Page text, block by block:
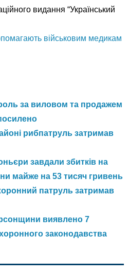
видання “Український
військовим медикам
за виловом та продажем
рибпатруль затримав
завдали збитків на
майже на 53 тисяч гривень
патруль затримав
виявлено 7
законодавства